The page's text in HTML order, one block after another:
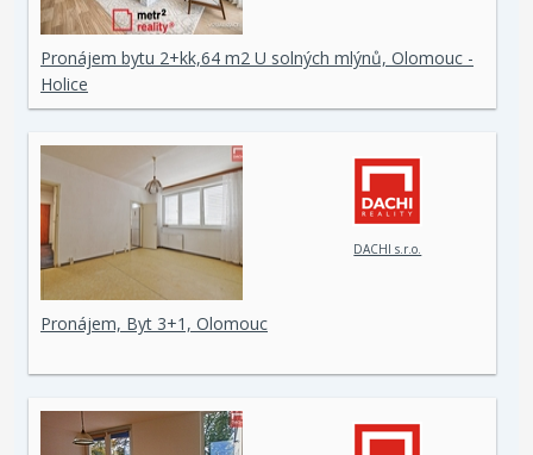
Pronájem bytu 2+kk,64 m2 U solných mlýnů, Olomouc -
Holice
DACHI s.r.o.
Pronájem, Byt 3+1, Olomouc